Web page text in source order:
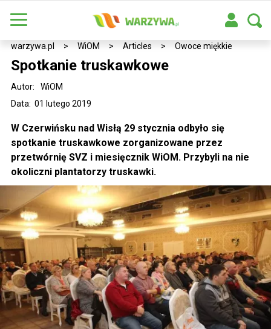
warzywa.pl > WiOM > Articles > Owoce miękkie
Spotkanie truskawkowe
Data: 01 lutego 2019
Autor: WiOM
W Czerwińsku nad Wisłą 29 stycznia odbyło się
spotkanie truskawkowe zorganizowane przez
przetwórnię SVZ i miesięcznik WiOM. Przybyli na nie
okoliczni plantatorzy truskawki.